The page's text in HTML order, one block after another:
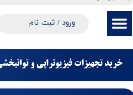
ورود / ثبت نام
سفارشات
خروج از حساب کاربری
خرید تجهیزات فیزیوتراپی و